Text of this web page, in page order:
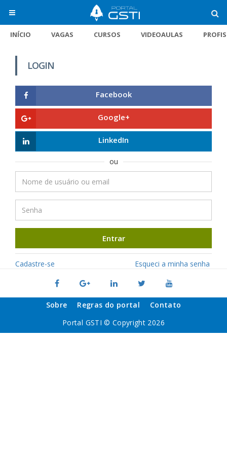
INÍCIO VAGAS CURSOS VIDEOAULAS
LOGIN
Facebook
Google+
LinkedIn
ou
Entrar
Cadastre-se Esqueci a minha senha
Sobre Regras do portal
Contato
Portal GSTI © Copyright 2026